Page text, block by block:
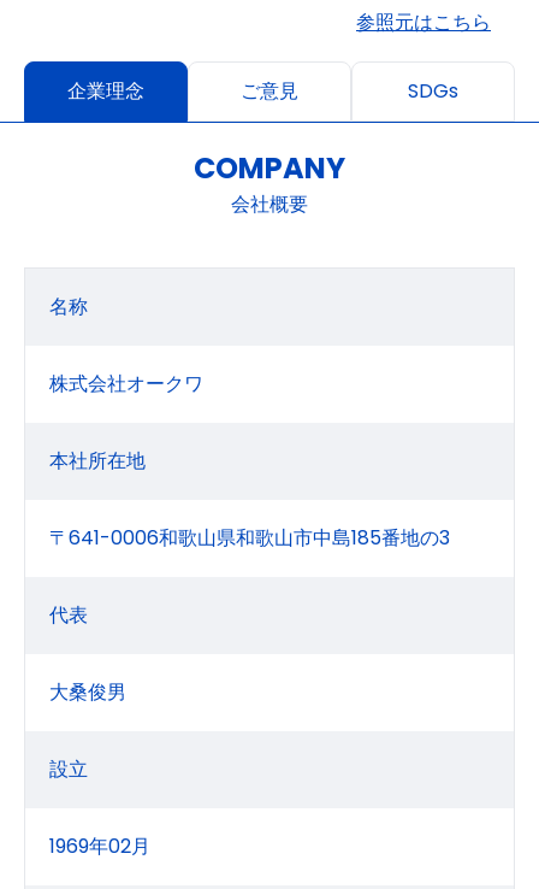
参照元はこちら
企業理念 ご意見 SDGs
COMPANY
会社概要
名称
株式会社オークワ
本社所在地
〒641-0006和歌山県和歌山市中島185番地の3
代表
大桑俊男
設立
1969年02月